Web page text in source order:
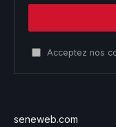
Acceptez nos
seneweb.com